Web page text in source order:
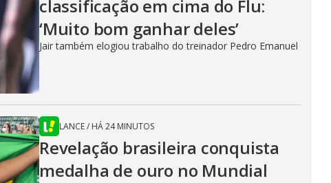
classificação em cima do Flu:
‘Muito bom ganhar deles’
Jair também elogiou trabalho do treinador Pedro Emanuel
LANCE/ HÁ 24 MINUTOS
Revelação brasileira conquista
medalha de ouro no Mundial